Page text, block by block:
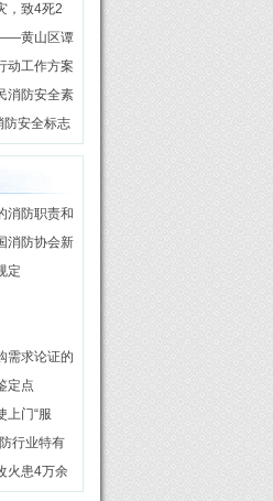
，致4死2
——黄山区谭
启用
动工作方案
消防安全素
防安全标志
消防职责和
消防协会新
定
需求论证的
定点
上门“服
行业特有
在黄山市
火患4万余